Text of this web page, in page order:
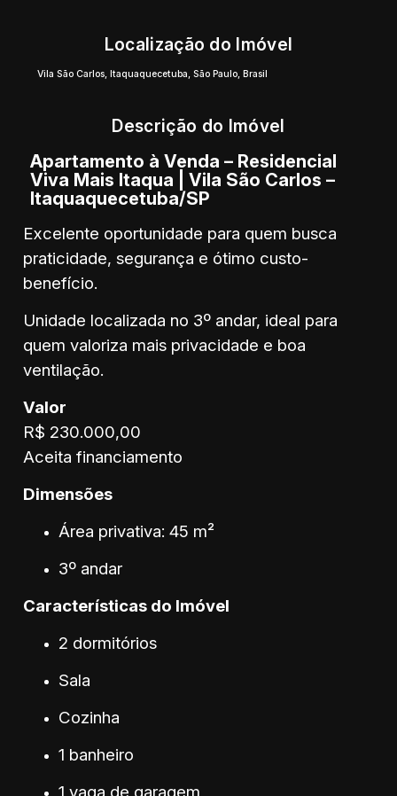
Localização do Imóvel
Vila São Carlos,Itaquaquecetuba,São Paulo,Brasil
Descrição do Imóvel
Apartamento à Venda – Residencial
Viva Mais Itaqua | Vila São Carlos –
Itaquaquecetuba/SP
Excelente oportunidade para quem busca
praticidade, segurança e ótimo custo-
benefício.
Unidade localizada no 3º andar, ideal para
quem valoriza mais privacidade e boa
ventilação.
Valor
R$ 230.000,00
Aceita financiamento
Dimensões
Área privativa: 45 m²
3º andar
Características do Imóvel
2 dormitórios
Sala
Cozinha
1 banheiro